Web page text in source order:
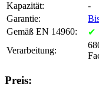
Kapazität:
-
Garantie:
Gemäß EN 14960:
✔
Verarbeitung:
Preis: